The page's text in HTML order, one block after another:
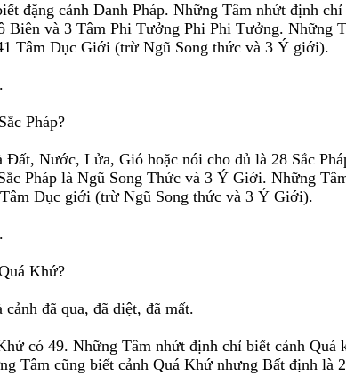
đặng cảnh Danh Pháp. Những Tâm nhứt định
Biên và 3 Tâm Phi Tưởng Phi Phi Tưởng. Những
Tâm Dục Giới (trừ Ngũ Song thức và 3 Ý giới).
Pháp?
Ðất, Nước, Lửa, Gió hoặc nói cho đủ là 28 Sắc
Pháp là Ngũ Song Thức và 3 Ý Giới. Những
Dục giới (trừ Ngũ Song thức và 3 Ý Giới).
Khứ?
đã qua, đã diệt, đã mất.
có 49. Những Tâm nhứt định chỉ biết cảnh
Tâm cũng biết cảnh Quá Khứ nhưng Bất định